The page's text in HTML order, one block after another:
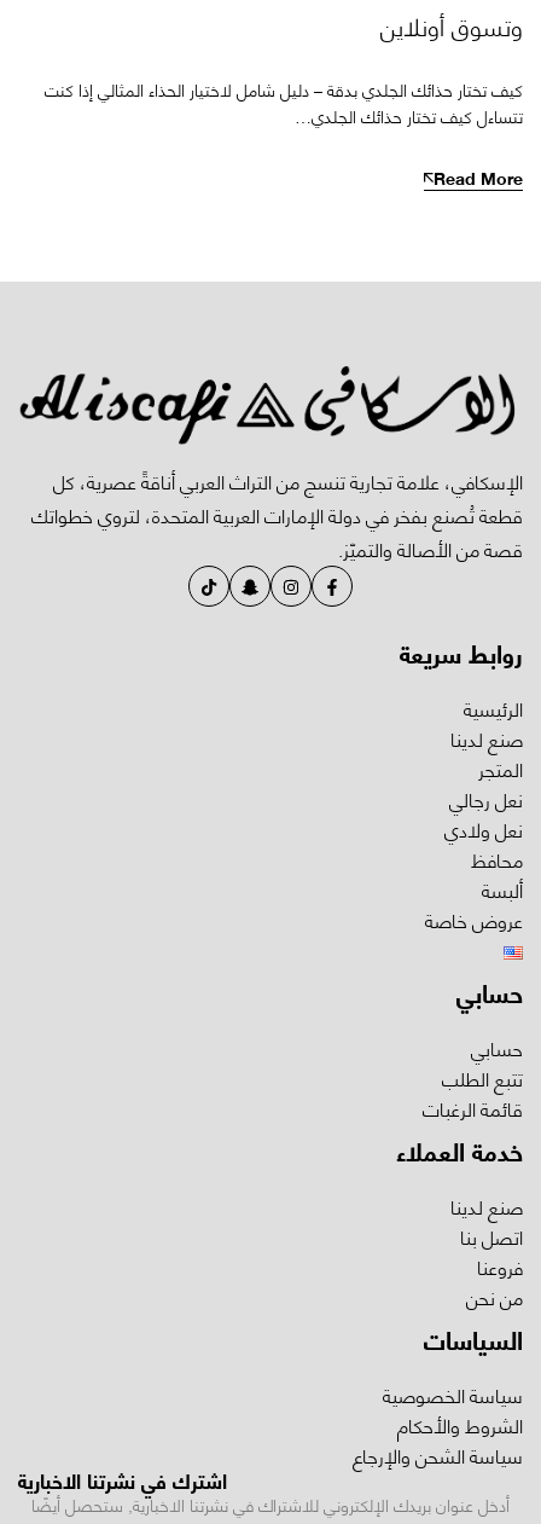
وتسوق أونلاين
كيف تختار حذائك الجلدي بدقة – دليل شامل لاختيار الحذاء المثالي إذا كنت
تتساءل كيف تختار حذائك الجلدي…
Read More
الإسكافي، علامة تجارية تنسج من التراث العربي أناقةً عصرية، كل
قطعة تُصنع بفخر في دولة الإمارات العربية المتحدة، لتروي خطواتك
قصة من الأصالة والتميّز.
روابط سريعة
الرئيسية
صنع لدينا
المتجر
نعل رجالي
نعل ولادي
محافظ
ألبسة
عروض خاصة
حسابي
حسابي
تتبع الطلب
قائمة الرغبات
خدمة العملاء
صنع لدينا
اتصل بنا
فروعنا
من نحن
السياسات
سياسة الخصوصية
الشروط والأحكام
سياسة الشحن والإرجاع
اشترك في نشرتنا الاخبارية
أدخل عنوان بريدك الإلكتروني للاشتراك في نشرتنا الاخبارية, ستحصل أيضًا